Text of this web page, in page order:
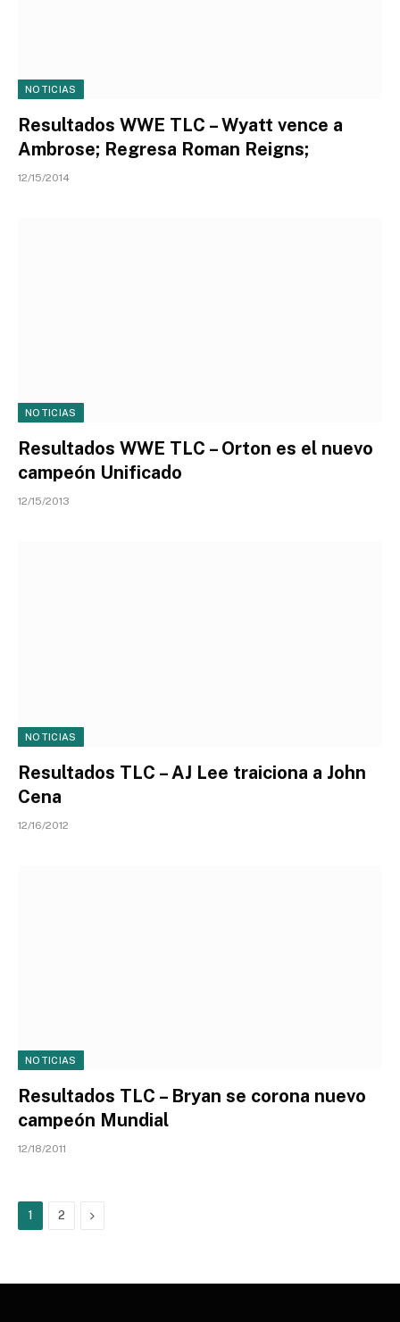
NOTICIAS
Resultados WWE TLC – Wyatt vence a
Ambrose; Regresa Roman Reigns;
12/15/2014
NOTICIAS
Resultados WWE TLC – Orton es el nuevo
campeón Unificado
12/15/2013
NOTICIAS
Resultados TLC – AJ Lee traiciona a John
Cena
12/16/2012
NOTICIAS
Resultados TLC – Bryan se corona nuevo
campeón Mundial
12/18/2011
1 2 Next